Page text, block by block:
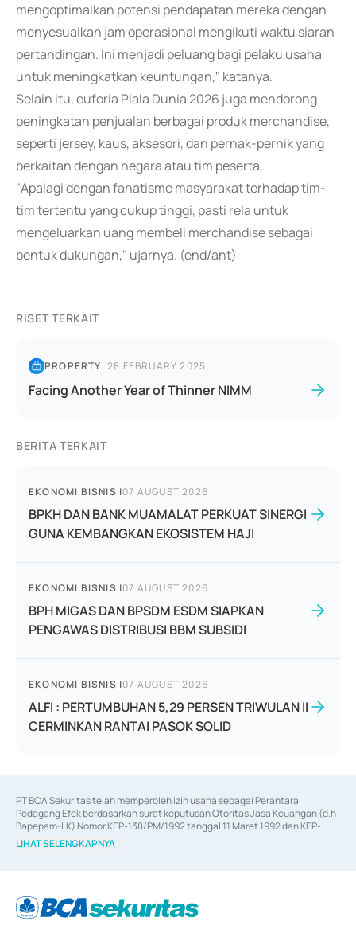
mengoptimalkan potensi pendapatan mereka dengan
menyesuaikan jam operasional mengikuti waktu siaran
pertandingan. Ini menjadi peluang bagi pelaku usaha
untuk meningkatkan keuntungan," katanya.
Selain itu, euforia Piala Dunia 2026 juga mendorong
peningkatan penjualan berbagai produk merchandise,
seperti jersey, kaus, aksesori, dan pernak-pernik yang
berkaitan dengan negara atau tim peserta.
"Apalagi dengan fanatisme masyarakat terhadap tim-
tim tertentu yang cukup tinggi, pasti rela untuk
mengeluarkan uang membeli merchandise sebagai
bentuk dukungan," ujarnya. (end/ant)
RISET TERKAIT
PROPERTY|28 FEBRUARY 2025
Facing Another Year of Thinner NIMM
BERITA TERKAIT
EKONOMI BISNIS |07 AUGUST 2026
BPKH DAN BANK MUAMALAT PERKUAT SINERGI
GUNA KEMBANGKAN EKOSISTEM HAJI
EKONOMI BISNIS |07 AUGUST 2026
BPH MIGAS DAN BPSDM ESDM SIAPKAN
PENGAWAS DISTRIBUSI BBM SUBSIDI
EKONOMI BISNIS |07 AUGUST 2026
ALFI : PERTUMBUHAN 5,29 PERSEN TRIWULAN II
CERMINKAN RANTAI PASOK SOLID
PT BCA Sekuritas telah memperoleh izin usaha sebagai Perantara
Pedagang Efek berdasarkan surat keputusan Otoritas Jasa Keuangan (d.h
Bapepam-LK) Nomor KEP-138/PM/1992 tanggal 11 Maret 1992 dan KEP-
06/D.04/2014 tanggal 28 Februari 2014, izin usaha sebagai Penjamin Emisi
Efek berdasarkan surat keputusan Otoritas Jasa Keuangan Nomor KEP-
berdasarkan surat keputusan Otoritas Jasa Keuangan Nomor S-
67/PM.21/2017 tanggal 3 Februari 2017, dan beberapa izin usaha lainnya
LIHAT SELENGKAPNYA